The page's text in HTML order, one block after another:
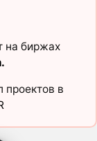
на биржах
.
проектов в